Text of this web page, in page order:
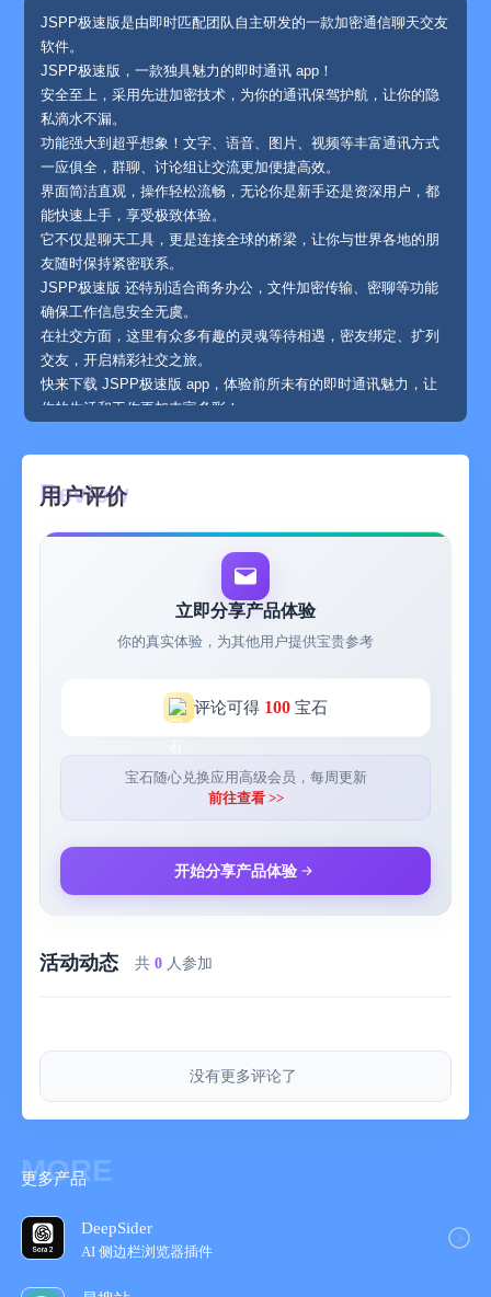
JSPP极速版是由即时匹配团队自主研发的一款加密通信聊天交友
软件。
JSPP极速版，一款独具魅力的即时通讯 app！
安全至上，采用先进加密技术，为你的通讯保驾护航，让你的隐
私滴水不漏。
功能强大到超乎想象！文字、语音、图片、视频等丰富通讯方式
一应俱全，群聊、讨论组让交流更加便捷高效。
界面简洁直观，操作轻松流畅，无论你是新手还是资深用户，都
能快速上手，享受极致体验。
它不仅是聊天工具，更是连接全球的桥梁，让你与世界各地的朋
友随时保持紧密联系。
JSPP极速版 还特别适合商务办公，文件加密传输、密聊等功能
确保工作信息安全无虞。
在社交方面，这里有众多有趣的灵魂等待相遇，密友绑定、扩列
交友，开启精彩社交之旅。
快来下载 JSPP极速版 app，体验前所未有的即时通讯魅力，让
你的生活和工作更加丰富多彩！
密聊可双向本地清除
可设置消息定时清除
可请求双方同时清除本地记录
群蒙面聊天交友
国际交友池、生活照卡片匹配、在线匹配
悄悄话可链接发送至第三方软件
图片语音标注、文件加密传输
JSPP 极速版适用于以下人群：
注重隐私保护的人群：他们对聊天信息的保密性有较高要求，希
社交活跃分子：喜欢通过各种方式拓展社交圈，结交不同地区的
年轻群体：年轻人往往对新事物接受度高，且乐于尝试各种新奇
有国际交流需求的人：比如经常与国外有联系或对国类际交友感
兴趣的人。
追求便捷高效交流的人：看重软件提供的各种方便的功能，如定
JSPP 极速版，让你的聊天更有趣
JSPP 极速版以其强大的功能和贴心的设计，让您尽享聊天的乐
趣。先进的加密技术，如同为您的隐私穿上了坚不可摧的铠甲，
无论是您的私密话语还是重要信息，都能得到最严密的保护，让
切的语音，还是精彩的图片、直观的视频，都能为您的交流增添
论身处何地，都能和朋友们畅所欲言。
简洁直观的界面，流畅轻松的操作，新手能迅速上手，资深用户
用户评价
立即分享产品体验
你的真实体验，为其他用户提供宝贵参考
评论可得 100 宝石
宝石随心兑换应用高级会员，每周更新
前往查看 >>
开始分享产品体验
活动动态 共 0 人参加
没有更多评论了
MORE
更多产品
DeepSider
AI 侧边栏浏览器插件